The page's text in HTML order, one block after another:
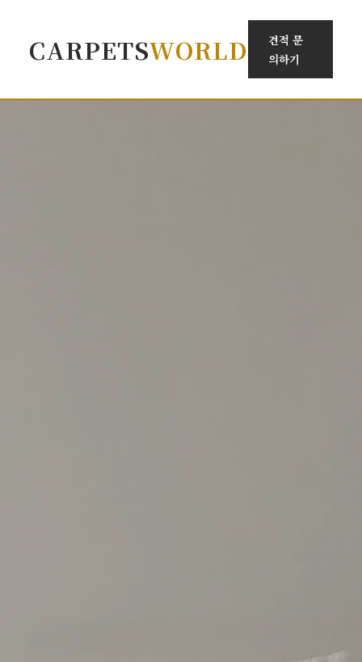
CARPETSWORLD
견적 문
의하기